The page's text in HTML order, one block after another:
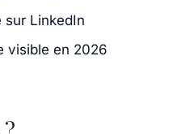
LinkedIn
visible en 2026